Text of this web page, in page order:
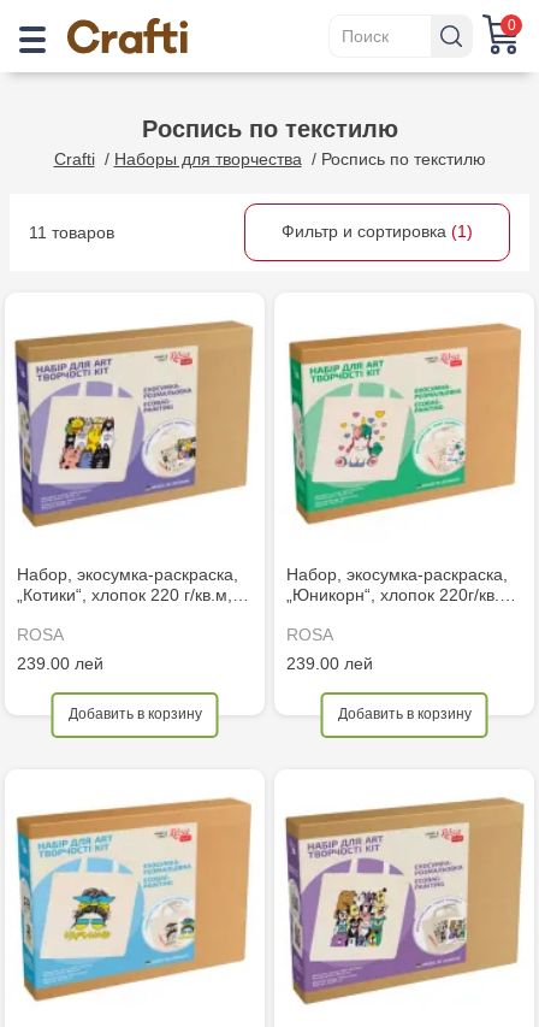
0
Роспись по текстилю
Crafti/ Наборы для творчества / Роспись по текстилю
11 товаров Фильтр и сортировка (1)
Набор, экосумка-раскраска,
„Котики“, хлопок 220 г/кв.м,…
ROSA
239.00 лей
Добавить в корзину
Набор, экосумка-раскраска,
„Юникорн“, хлопок 220г/кв.…
ROSA
239.00 лей
Добавить в корзину